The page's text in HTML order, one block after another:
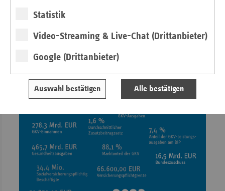
Statistik
Video-Streaming & Live-Chat (Drittanbieter)
Google (Drittanbieter)
Auswahl bestätigen Alle bestätigen